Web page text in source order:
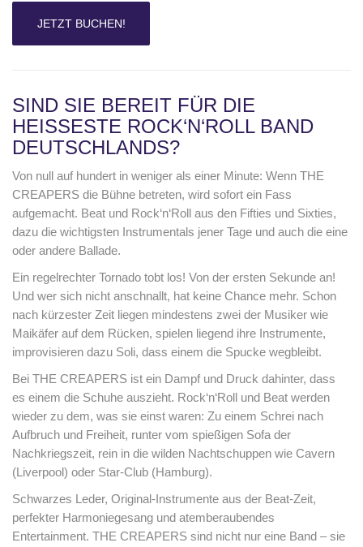
JETZT BUCHEN!
SIND SIE BEREIT FÜR DIE
HEISSESTE ROCK‘N‘ROLL BAND
DEUTSCHLANDS?
Von null auf hundert in weniger als einer Minute: Wenn THE
CREAPERS die Bühne betreten, wird sofort ein Fass
aufgemacht. Beat und Rock‘n‘Roll aus den Fifties und Sixties,
dazu die wichtigsten Instrumentals jener Tage und auch die eine
oder andere Ballade.
Ein regelrechter Tornado tobt los! Von der ersten Sekunde an!
Und wer sich nicht anschnallt, hat keine Chance mehr. Schon
nach kürzester Zeit liegen mindestens zwei der Musiker wie
Maikäfer auf dem Rücken, spielen liegend ihre Instrumente,
improvisieren dazu Soli, dass einem die Spucke wegbleibt.
Bei THE CREAPERS ist ein Dampf und Druck dahinter, dass
es einem die Schuhe auszieht. Rock‘n‘Roll und Beat werden
wieder zu dem, was sie einst waren: Zu einem Schrei nach
Aufbruch und Freiheit, runter vom spießigen Sofa der
Nachkriegszeit, rein in die wilden Nachtschuppen wie Cavern
(Liverpool) oder Star-Club (Hamburg).
Schwarzes Leder, Original-Instrumente aus der Beat-Zeit,
perfekter Harmoniegesang und atemberaubendes
Entertainment. THE CREAPERS sind nicht nur eine Band – sie